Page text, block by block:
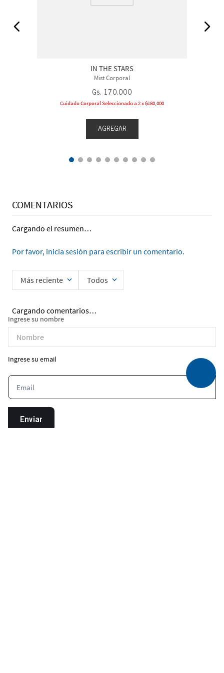
IN THE STARS
Mist Corporal
Gs. 170.000
Cuidado Corporal Seleccionado a 2 x ₲180,000
AGREGAR
COMENTARIOS
Cargando el resumen…
Por favor, inicia sesión para escribir un comentario.
Más reciente Todos
Cargando comentarios…
Ingrese su nombre
Ingrese su email
Enviar